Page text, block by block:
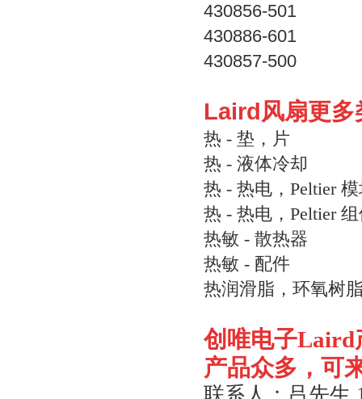
430856-501
430886-601
430857-500
Laird风扇更多
热 - 垫，片
热 - 液体冷却
热 - 热电，Peltier
热 - 热电，Peltier
热敏 - 散热器
热敏 - 配件
热润滑脂，环氧树
创唯电子Laird
产品众多，可